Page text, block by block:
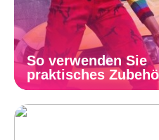
So verwenden Sie
praktisches